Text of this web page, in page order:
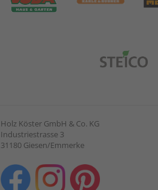
Holz Köster GmbH & Co. KG
Industriestrasse 3
31180 Giesen/Emmerke